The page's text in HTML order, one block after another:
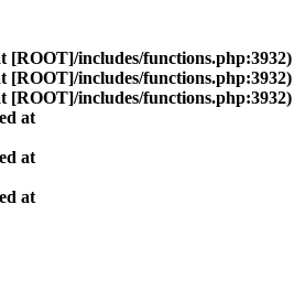
[ROOT]/includes/functions.php:3932)
[ROOT]/includes/functions.php:3932)
[ROOT]/includes/functions.php:3932)
at
at
at